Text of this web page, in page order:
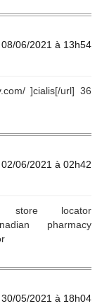
08/06/2021 à 13h54
]cialis[/url] 36
02/06/2021 à 02h42
locator
pharmacy
30/05/2021 à 18h04